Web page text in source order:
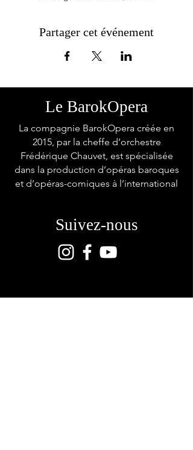
Partager cet événement
Le BarokOpera
La compagnie BarokOpera créée en
2015, par la cheffe d’orchestre
Frédérique Chauvet, est spécialisée
dans la production d’opéras baroques
et d’opéras-comiques à l’international
Suivez-nous